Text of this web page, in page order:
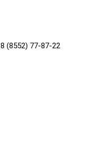
8 (8552) 77-87-22